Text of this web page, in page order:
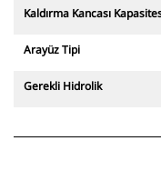
Kaldırma Kancası
Arayüz Tipi
Gerekli Hidrolik